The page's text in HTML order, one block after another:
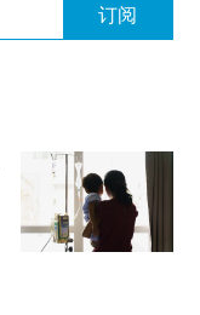
订阅